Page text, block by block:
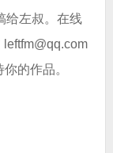
给左叔。在线
的作品。